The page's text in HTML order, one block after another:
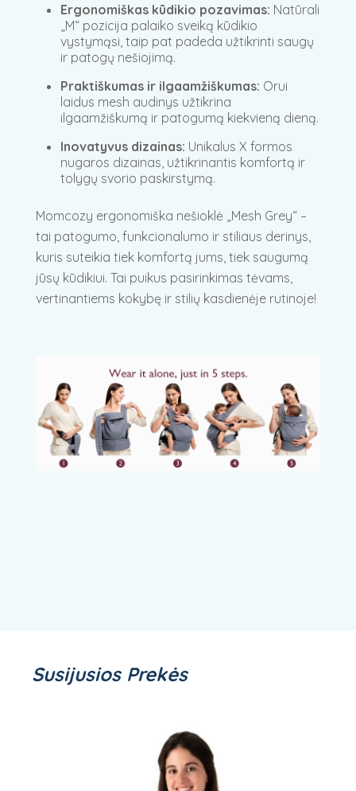
Ergonomiškas kūdikio pozavimas: Natūrali
„M“ pozicija palaiko sveiką kūdikio
vystymąsi, taip pat padeda užtikrinti saugų
ir patogų nešiojimą.
Praktiškumas ir ilgaamžiškumas: Orui
laidus mesh audinys užtikrina
ilgaamžiškumą ir patogumą kiekvieną dieną.
Inovatyvus dizainas: Unikalus X formos
nugaros dizainas, užtikrinantis komfortą ir
tolygų svorio paskirstymą.
Momcozy ergonomiška nešioklė „Mesh Grey“ –
tai patogumo, funkcionalumo ir stiliaus derinys,
kuris suteikia tiek komfortą jums, tiek saugumą
jūsų kūdikiui. Tai puikus pasirinkimas tėvams,
vertinantiems kokybę ir stilių kasdienėje rutinoje!
Susijusios Prekės